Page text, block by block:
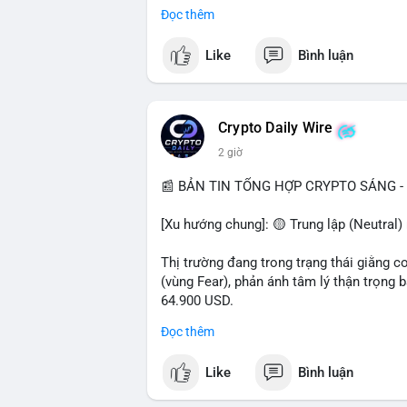
- Pháp lý: CEO Coinbase thúc đẩy
#binancesquare #cryptonews
$btc $eth $sol $xrp
#vlikevn #titanbot
📰 Nguồn: Decrypt
Đọc thêm
Like Bình luận
Crypto Daily Wire
2 giờ
📰 BẢN TIN TỔNG HỢP CRYPTO SÁNG
[Xu hướng chung]: 🟡 Trung lập
Thị trường đang trong trạng thái giằng
(vùng Fear), phản ánh tâm lý thận trọng
64.900 USD.
- Thị trường & Giá cả: Hoạt động cá voi
BTC (5,89 triệu USD) và 89,97 BTC
cấu danh mục. Tuy nhiên, funding rate
Đọc thêm
Like Bình luận